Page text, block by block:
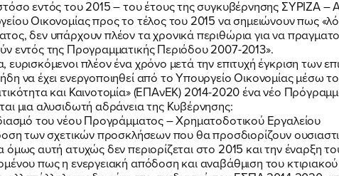
εντός του 2015 – του έτους της συγκυβέρνησης ΣΥΡΙΖΑ
Οικονομίας προς το τέλος του 2015 να σημειώνουν πως
δεν υπάρχουν πλέον τα χρονικά περιθώρια για να
εντός της Προγραμματικής Περιόδου 2007-2013».
ευρισκόμενοι πλέον ένα χρόνο μετά την επιτυχή έγκριση
να έχει ενεργοποιηθεί από το Υπουργείο Οικονομίας μέσω
και Καινοτομία» (ΕΠΑνΕΚ) 2014-2020 ένα νέο
μια αλυσιδωτή αδράνεια της Κυβέρνησης:
του νέου Προγράμματος – Χρηματοδοτικού Εργαλείου
των σχετικών προσκλήσεων που θα προσδιορίζουν
όμως αυτή ατυχώς δεν περιορίζεται στο 2015 και την έναρξη
πως η ενεργειακή απόδοση και αναβάθμιση του